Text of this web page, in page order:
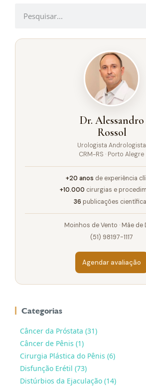
Dr. Alessandro
Rossol
Urologista Andrologista
CRM-RS · Porto Alegre
+20 anos de experiência
+10.000 cirurgias e
36 publicações
Moinhos de Vento · Mãe de
(51) 98197-1117
Agendar avaliação
Categorias
Câncer da Próstata (31)
Câncer de Pênis (1)
Cirurgia Plástica do Pênis (6)
Disfunção Erétil (73)
Distúrbios da Ejaculação (14)